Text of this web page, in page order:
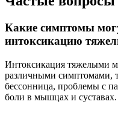
Какие симптомы
интоксикацию
Интоксикация тяжелыми
различными симптомами,
бессонница, проблемы с
боли в мышцах и суставах.